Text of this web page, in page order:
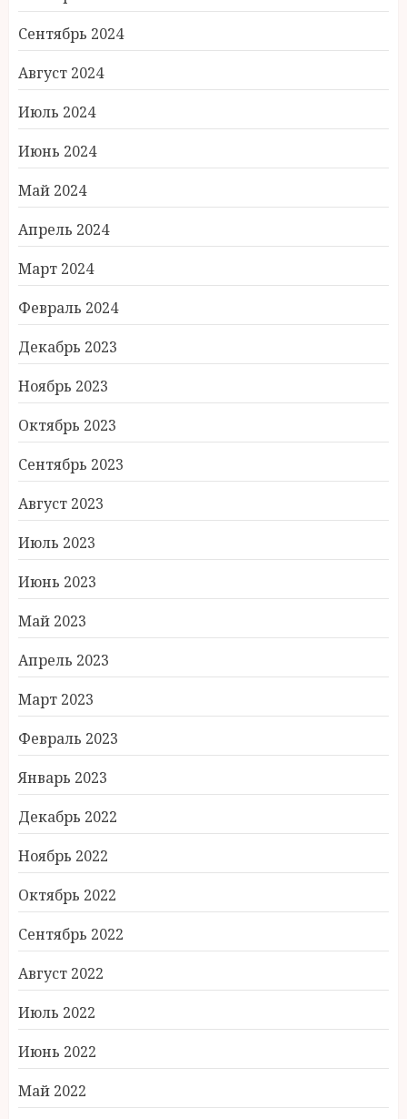
Сентябрь 2024
Август 2024
Июль 2024
Июнь 2024
Май 2024
Апрель 2024
Март 2024
Февраль 2024
Декабрь 2023
Ноябрь 2023
Октябрь 2023
Сентябрь 2023
Август 2023
Июль 2023
Июнь 2023
Май 2023
Апрель 2023
Март 2023
Февраль 2023
Январь 2023
Декабрь 2022
Ноябрь 2022
Октябрь 2022
Сентябрь 2022
Август 2022
Июль 2022
Июнь 2022
Май 2022